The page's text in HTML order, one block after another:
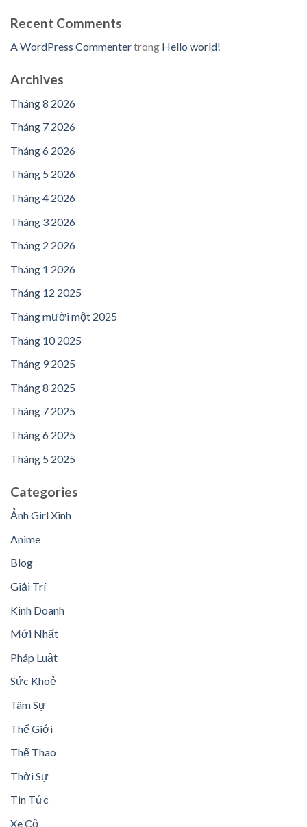
Recent Comments
A WordPress Commentertrong Hello world!
Archives
Tháng 8 2026
Tháng 7 2026
Tháng 6 2026
Tháng 5 2026
Tháng 4 2026
Tháng 3 2026
Tháng 2 2026
Tháng 1 2026
Tháng 12 2025
Tháng mười một 2025
Tháng 10 2025
Tháng 9 2025
Tháng 8 2025
Tháng 7 2025
Tháng 6 2025
Tháng 5 2025
Categories
Ảnh Girl Xinh
Anime
Blog
Giải Trí
Kinh Doanh
Mới Nhất
Pháp Luật
Sức Khoẻ
Tâm Sự
Thế Giới
Thể Thao
Thời Sự
Tin Tức
Xe Cộ